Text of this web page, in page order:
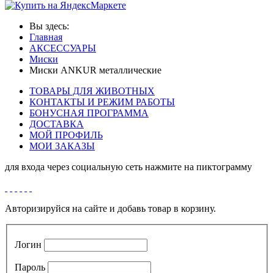
Вы здесь:
Главная
АКСЕССУАРЫ
Миски
Миски ANKUR металлические
ТОВАРЫ ДЛЯ ЖИВОТНЫХ
КОНТАКТЫ И РЕЖИМ РАБОТЫ
БОНУСНАЯ ПРОГРАММА
ДОСТАВКА
МОЙ ПРОФИЛЬ
МОИ ЗАКАЗЫ
для входа через социальную сеть нажмите на пиктограмму
Авторизируйся на сайте и добавь товар в корзину.
Логин
Пароль